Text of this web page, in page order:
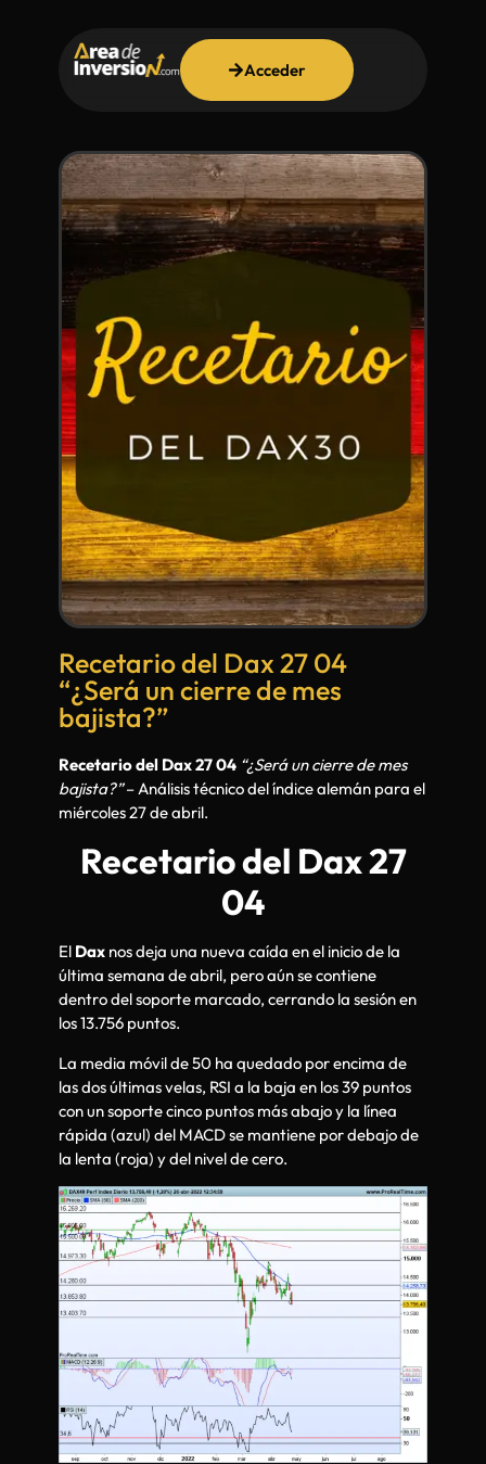
Acceder
Recetario del Dax 27 04
“¿Será un cierre de mes
bajista?”
Recetario del Dax 27 04 “¿Será un cierre de mes
bajista?”– Análisis técnico del índice alemán para el
miércoles 27 de abril.
Recetario del Dax 27
04
El Dax nos deja una nueva caída en el inicio de la
última semana de abril, pero aún se contiene
dentro del soporte marcado, cerrando la sesión en
los 13.756 puntos.
La media móvil de 50 ha quedado por encima de
las dos últimas velas, RSI a la baja en los 39 puntos
con un soporte cinco puntos más abajo y la línea
rápida (azul) del MACD se mantiene por debajo de
la lenta (roja) y del nivel de cero.